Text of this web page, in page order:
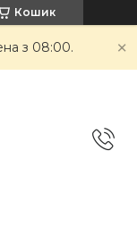
Кошик
з 08:00.